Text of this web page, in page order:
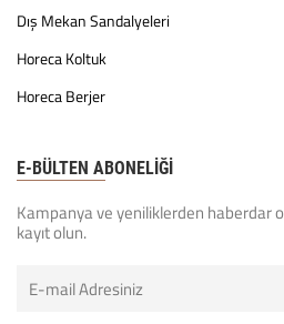
Dış Mekan Sandalyeleri
Horeca Koltuk
Horeca Berjer
E-BÜLTEN ABONELİĞİ
Kampanya ve yeniliklerden haberdar
kayıt olun.